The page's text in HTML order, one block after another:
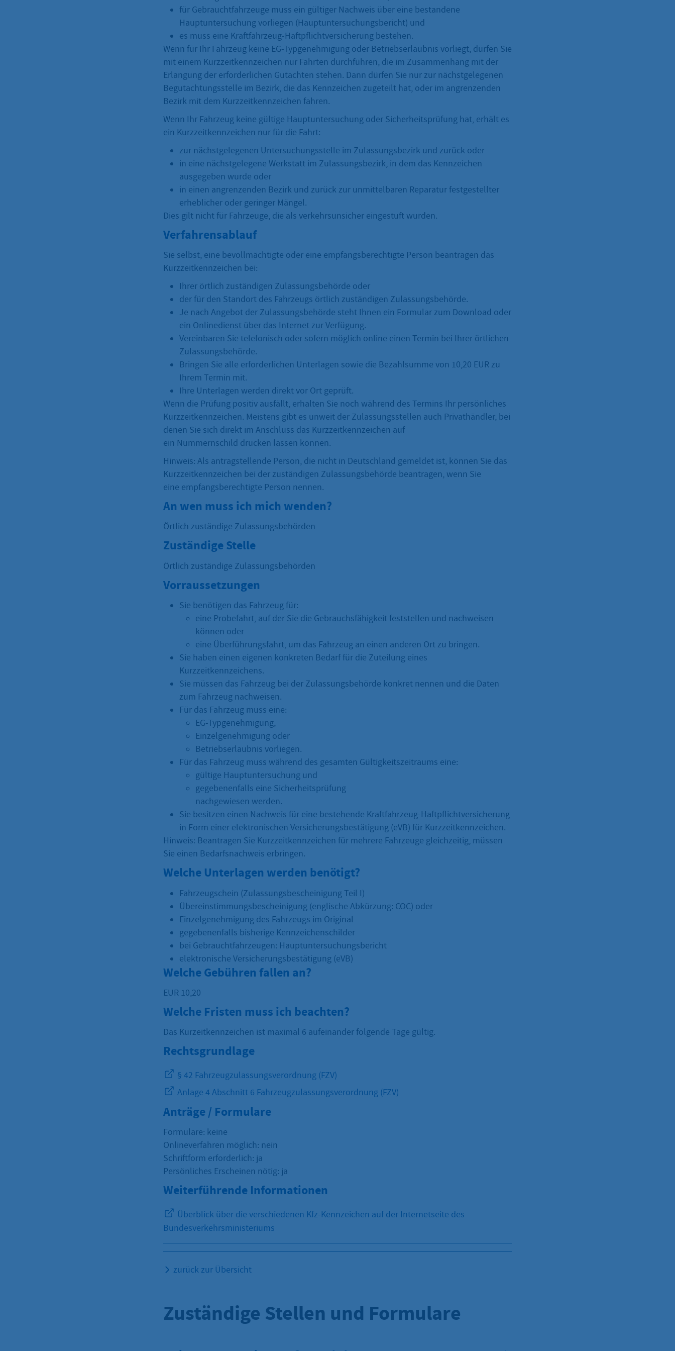
für Gebrauchtfahrzeuge muss ein gültiger Nachweis über eine bestandene
Hauptuntersuchung vorliegen (Hauptuntersuchungsbericht) und
es muss eine Kraftfahrzeug-Haftpflichtversicherung bestehen.
Wenn für Ihr Fahrzeug keine EG-Typgenehmigung oder Betriebserlaubnis vorliegt, dürfen Sie
mit einem Kurzzeitkennzeichen nur Fahrten durchführen, die im Zusammenhang mit der
Erlangung der erforderlichen Gutachten stehen. Dann dürfen Sie nur zur nächstgelegenen
Begutachtungsstelle im Bezirk, die das Kennzeichen zugeteilt hat, oder im angrenzenden
Bezirk mit dem Kurzzeitkennzeichen fahren.
Wenn Ihr Fahrzeug keine gültige Hauptuntersuchung oder Sicherheitsprüfung hat, erhält es
ein Kurzzeitkennzeichen nur für die Fahrt:
zur nächstgelegenen Untersuchungsstelle im Zulassungsbezirk und zurück oder
in eine nächstgelegene Werkstatt im Zulassungsbezirk, in dem das Kennzeichen
ausgegeben wurde oder
in einen angrenzenden Bezirk und zurück zur unmittelbaren Reparatur festgestellter
erheblicher oder geringer Mängel.
Dies gilt nicht für Fahrzeuge, die als verkehrsunsicher eingestuft wurden.
Verfahrensablauf
Sie selbst, eine bevollmächtigte oder eine empfangsberechtigte Person beantragen das
Kurzzeitkennzeichen bei:
Ihrer örtlich zuständigen Zulassungsbehörde oder
der für den Standort des Fahrzeugs örtlich zuständigen Zulassungsbehörde.
Je nach Angebot der Zulassungsbehörde steht Ihnen ein Formular zum Download oder
ein Onlinedienst über das Internet zur Verfügung.
Vereinbaren Sie telefonisch oder sofern möglich online einen Termin bei Ihrer örtlichen
Zulassungsbehörde.
Bringen Sie alle erforderlichen Unterlagen sowie die Bezahlsumme von 10,20 EUR zu
Ihrem Termin mit.
Ihre Unterlagen werden direkt vor Ort geprüft.
Wenn die Prüfung positiv ausfällt, erhalten Sie noch während des Termins Ihr persönliches
Kurzzeitkennzeichen. Meistens gibt es unweit der Zulassungsstellen auch Privathändler, bei
denen Sie sich direkt im Anschluss das Kurzzeitkennzeichen auf
ein Nummernschild drucken lassen können.
Hinweis: Als antragstellende Person, die nicht in Deutschland gemeldet ist, können Sie das
Kurzzeitkennzeichen bei der zuständigen Zulassungsbehörde beantragen, wenn Sie
eine empfangsberechtigte Person nennen.
An wen muss ich mich wenden?
Örtlich zuständige Zulassungsbehörden
Zuständige Stelle
Örtlich zuständige Zulassungsbehörden
Vorraussetzungen
Sie benötigen das Fahrzeug für:
eine Probefahrt, auf der Sie die Gebrauchsfähigkeit feststellen und nachweisen
können oder
eine Überführungsfahrt, um das Fahrzeug an einen anderen Ort zu bringen.
Sie haben einen eigenen konkreten Bedarf für die Zuteilung eines
Kurzzeitkennzeichens.
Sie müssen das Fahrzeug bei der Zulassungsbehörde konkret nennen und die Daten
zum Fahrzeug nachweisen.
Für das Fahrzeug muss eine:
EG-Typgenehmigung,
Einzelgenehmigung oder
Betriebserlaubnis vorliegen.
Für das Fahrzeug muss während des gesamten Gültigkeitszeitraums eine:
gültige Hauptuntersuchung und
gegebenenfalls eine Sicherheitsprüfung
nachgewiesen werden.
Sie besitzen einen Nachweis für eine bestehende Kraftfahrzeug-Haftpflichtversicherung
in Form einer elektronischen Versicherungsbestätigung (eVB) für Kurzzeitkennzeichen.
Hinweis: Beantragen Sie Kurzzeitkennzeichen für mehrere Fahrzeuge gleichzeitig, müssen
Sie einen Bedarfsnachweis erbringen.
Welche Unterlagen werden benötigt?
Fahrzeugschein (Zulassungsbescheinigung Teil I)
Übereinstimmungsbescheinigung (englische Abkürzung: COC) oder
Einzelgenehmigung des Fahrzeugs im Original
gegebenenfalls bisherige Kennzeichenschilder
bei Gebrauchtfahrzeugen: Hauptuntersuchungsbericht
elektronische Versicherungsbestätigung (eVB)
Welche Gebühren fallen an?
EUR 10,20
Welche Fristen muss ich beachten?
Das Kurzeitkennzeichen ist maximal 6 aufeinander folgende Tage gültig.
Rechtsgrundlage
§ 42 Fahrzeugzulassungsverordnung (FZV)
Anlage 4 Abschnitt 6 Fahrzeugzulassungsverordnung (FZV)
Anträge / Formulare
Formulare: keine
Onlineverfahren möglich: nein
Schriftform erforderlich: ja
Persönliches Erscheinen nötig: ja
Weiterführende Informationen
Überblick über die verschiedenen Kfz-Kennzeichen auf der Internetseite des
Bundesverkehrsministeriums
zurück zur Übersicht
Zuständige Stellen und Formulare